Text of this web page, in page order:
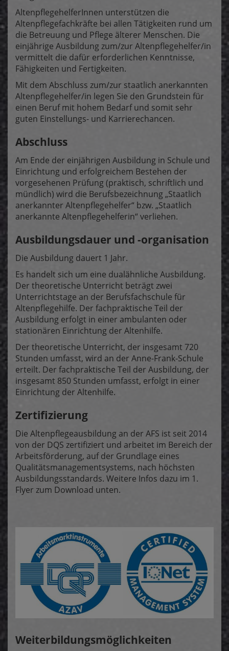
AltenpflegehelferInnen unterstützen die
Altenpflegefachkräfte bei allen Tätigkeiten rund um
die Betreuung und Pflege älterer Menschen. Die
einjährige Ausbildung zum/zur Altenpflegehelfer/in
vermittelt die dafür erforderlichen Kenntnisse,
Fähigkeiten und Fertigkeiten.
Mit dem Abschluss zum/zur staatlich anerkannten
Altenpflegehelfer/in legen Sie den Grundstein für
einen Beruf mit hohem Bedarf und somit sehr
guten Einstellungs- und Karrierechancen.
Abschluss
Am Ende der einjährigen Ausbildung in Schule und
Einrichtung und erfolgreichem Bestehen der
vorgesehenen Prüfung (praktisch, schriftlich und
mündlich) wird die Berufsbezeichnung „Staatlich
anerkannter Altenpflegehelfer“ bzw. „Staatlich
anerkannte Altenpflegehelferin“ verliehen.
Ausbildungsdauer und -organisation
Die Ausbildung dauert 1 Jahr.
Es handelt sich um eine dualähnliche Ausbildung.
Der theoretische Unterricht beträgt zwei
Unterrichtstage an der Berufsfachschule für
Altenpflegehilfe. Der fachpraktische Teil der
Ausbildung erfolgt in einer ambulanten oder
stationären Einrichtung der Altenhilfe.
Der theoretische Unterricht, der insgesamt 720
Stunden umfasst, wird an der Anne-Frank-Schule
erteilt. Der fachpraktische Teil der Ausbildung, der
insgesamt 850 Stunden umfasst, erfolgt in einer
Einrichtung der Altenhilfe.
Zertifizierung
Die Altenpflegeausbildung an der AFS ist seit 2014
von der DQS zertifiziert und arbeitet im Bereich der
Arbeitsförderung, auf der Grundlage eines
Qualitätsmanagementsystems, nach höchsten
Ausbildungsstandards. Weitere Infos dazu im 1.
Flyer zum Download unten.
Weiterbildungsmöglichkeiten